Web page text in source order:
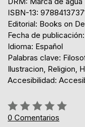
ISBN-13:
Editorial: Books on
Fecha de publicación:
Idioma: Español
Palabras clave:
Ilustracion, Religion,
Accesibilidad:
Rating:
0%
0 Comentarios